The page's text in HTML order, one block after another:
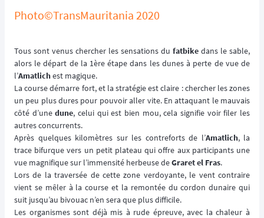
Photo©TransMauritania 2020
Tous sont venus chercher les sensations du fatbike dans le sable,
alors le départ de la 1ère étape dans les dunes à perte de vue de
l’Amatlichest magique.
La course démarre fort, et la stratégie est claire : chercher les zones
un peu plus dures pour pouvoir aller vite. En attaquant le mauvais
côté d’unedune, celui qui est bien mou, cela signifie voir filer les
autres concurrents.
Après quelques kilomètres sur les contreforts de l’Amatlich, la
trace bifurque vers un petit plateau qui offre aux participants une
vue magnifique sur l’immensité herbeuse deGraret el Fras.
Lors de la traversée de cette zone verdoyante, le vent contraire
vient se mêler à la course et la remontée du cordon dunaire qui
suit jusqu’au bivouac n’en sera que plus difficile.
Les organismes sont déjà mis à rude épreuve, avec la chaleur à